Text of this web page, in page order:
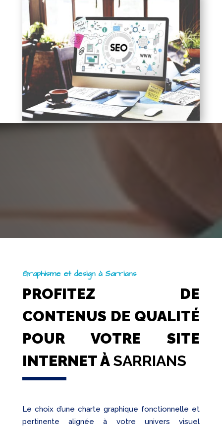
Graphisme et design à Sarrians
PROFITEZ DE
CONTENUS DE QUALITÉ
POUR VOTRE SITE
INTERNET À SARRIANS
Le choix d’une charte graphique fonctionnelle et
pertinente alignée à votre univers visuel